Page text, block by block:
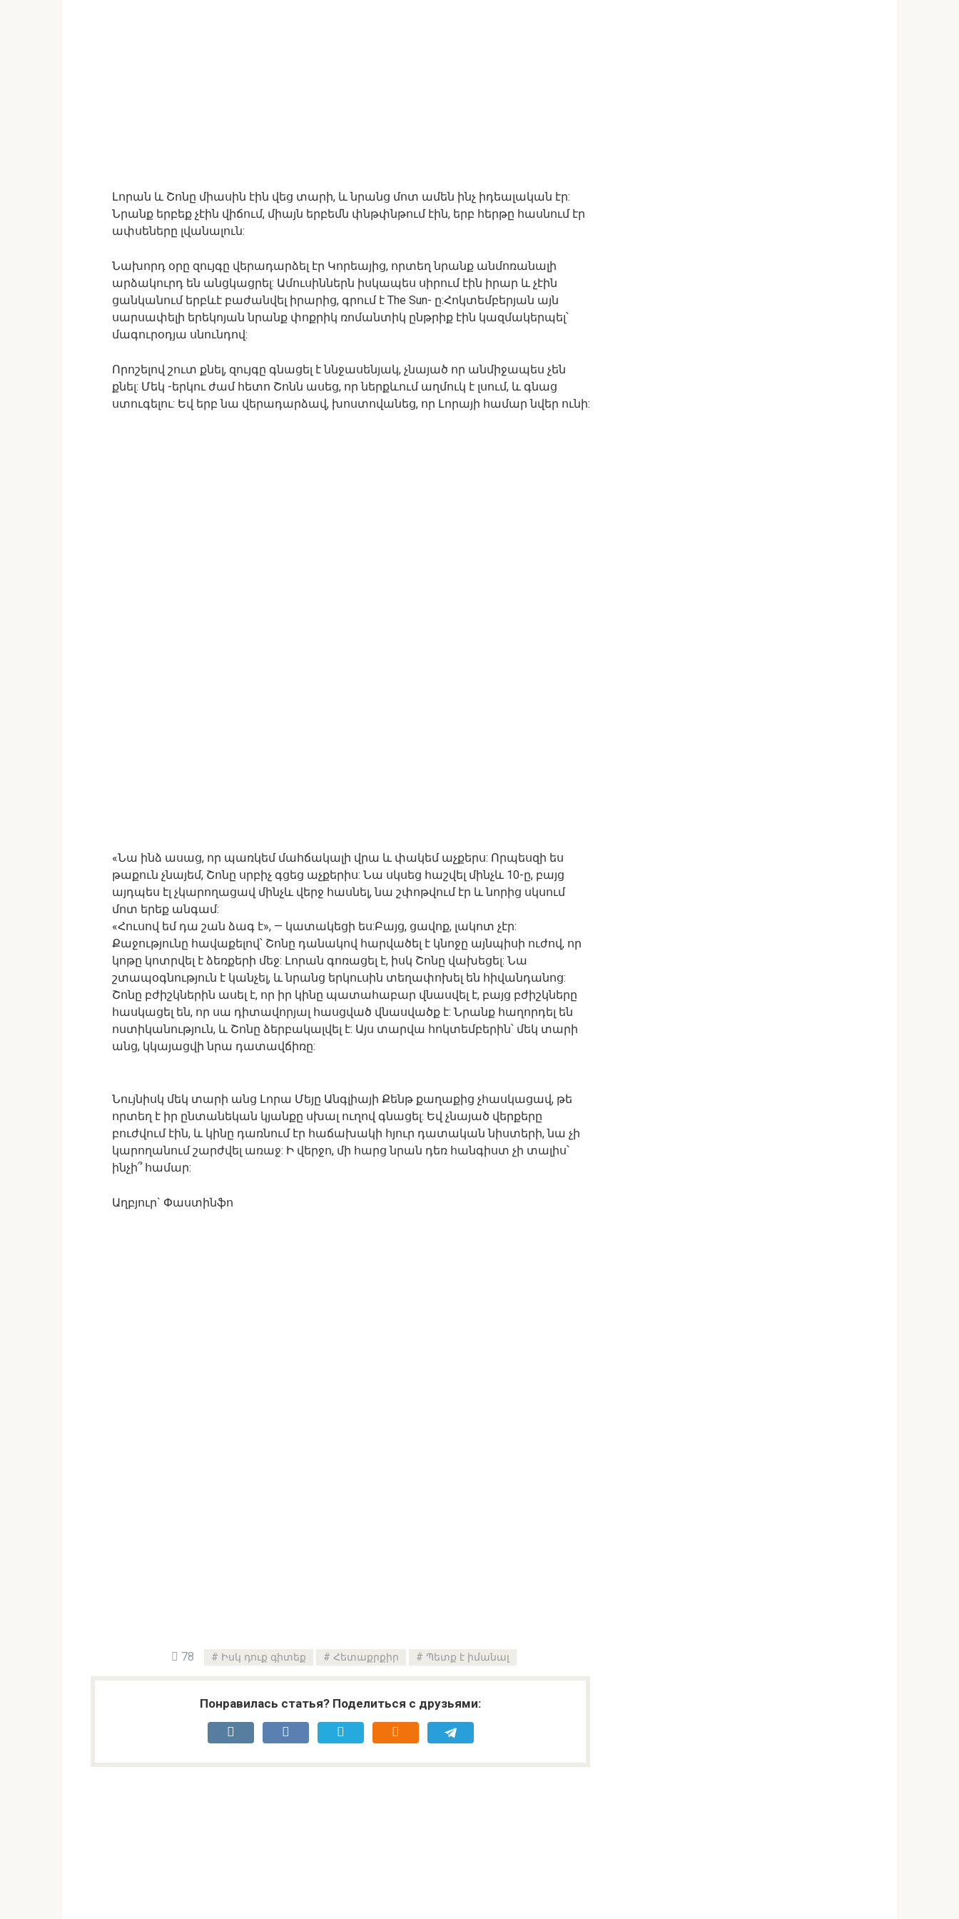
Լորան և Շոնը միասին էին վեց տարի, և նրանց մոտ ամեն ինչ իդեալական էր:
Նրանք երբեք չէին վիճում, միայն երբեմն փնթփնթում էին, երբ հերթը հասնում էր
ափսեները լվանալուն:
Նախորդ օրը զույգը վերադարձել էր Կորեայից, որտեղ նրանք անմոռանալի
արձակուրդ են անցկացրել: Ամուսիններն իսկապես սիրում էին իրար և չէին
ցանկանում երբևէ բաժանվել իրարից, գրում է The Sun- ը:Հոկտեմբերյան այն
սարսափելի երեկոյան նրանք փոքրիկ ռոմանտիկ ընթրիք էին կազմակերպել՝
մագուրօդյա սնունդով:
Որոշելով շուտ քնել, զույգը գնացել է ննջասենյակ, չնայած որ անմիջապես չեն
քնել: Մեկ -երկու ժամ հետո Շոնն ասեց, որ ներքևում աղմուկ է լսում, և գնաց
ստուգելու: Եվ երբ նա վերադարձավ, խոստովանեց, որ Լորայի համար նվեր ունի:
«Նա ինձ ասաց, որ պառկեմ մահճակալի վրա և փակեմ աչքերս: Որպեսզի ես
թաքուն չնայեմ, Շոնը սրբիչ գցեց աչքերիս: Նա սկսեց հաշվել մինչև 10-ը, բայց
այդպես էլ չկարողացավ մինչև վերջ հասնել, նա շփոթվում էր և նորից սկսում
մոտ երեք անգամ:
«Հուսով եմ դա շան ձագ է», — կատակեցի ես:Բայց, ցավոք, լակոտ չէր:
Քաջությունը հավաքելով՝ Շոնը դանակով հարվածել է կնոջը այնպիսի ուժով, որ
կոթը կոտրվել է ձեռքերի մեջ: Լորան գոռացել է, իսկ Շոնը վախեցել: Նա
շտապօգնություն է կանչել, և նրանց երկուսին տեղափոխել են հիվանդանոց:
Շոնը բժիշկներին ասել է, որ իր կինը պատահաբար վնասվել է, բայց բժիշկները
հասկացել են, որ սա դիտավորյալ հասցված վնասվածք է: Նրանք հաղորդել են
ոստիկանություն, և Շոնը ձերբակալվել է: Այս տարվա հոկտեմբերին՝ մեկ տարի
անց, կկայացվի նրա դատավճիռը:
Նույնիսկ մեկ տարի անց Լորա Մեյը Անգլիայի Քենթ քաղաքից չհասկացավ, թե
որտեղ է իր ընտանեկան կյանքը սխալ ուղով գնացել: Եվ չնայած վերքերը
բուժվում էին, և կինը դառնում էր հաճախակի հյուր դատական նիստերի, նա չի
կարողանում շարժվել առաջ: Ի վերջո, մի հարց նրան դեռ հանգիստ չի տալիս՝
ինչի՞ համար:
Աղբյուր` Փաստինֆո
78 Իսկ դուք գիտեք Հետաքրքիր Պետք է իմանալ
Понравилась статья? Поделиться с друзьями: